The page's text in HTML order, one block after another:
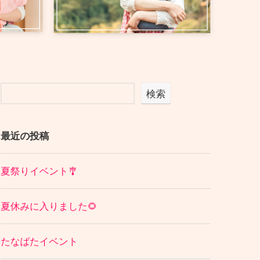
検索
最近の投稿
夏祭りイベント🎐
夏休みに入りました🌻
たなばたイベント